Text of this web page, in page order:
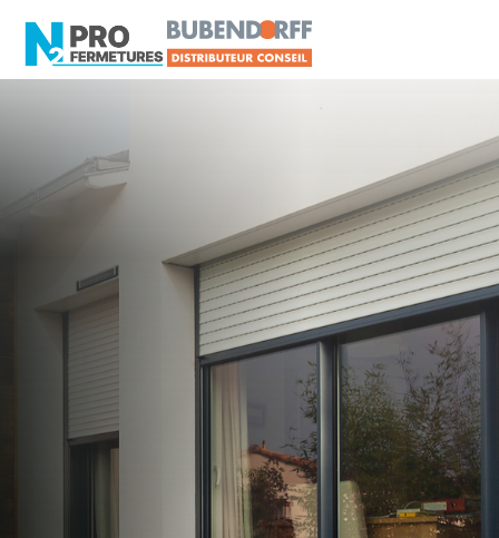
Distributeur Conseil
BUBENDORFF
Teloché
Artisan, Menuisier, TPE ou PME proche de
Teloché ?
N2PRO Fermetures est votre référent Distributeur
Conseil BUBENDORFF officiel pour vous
apporter : Tarifs directs usines sans minimum